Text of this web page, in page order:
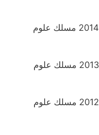
الامتحان الوطني في مادة الأدب 2014 مسلك علوم
الامتحان الوطني في مادة الأدب 2013 مسلك علوم
الامتحان الوطني في مادة الأدب 2012 مسلك علوم